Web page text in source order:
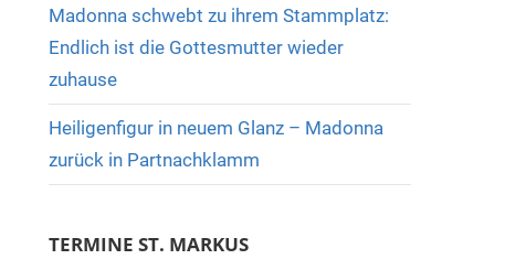
Madonna schwebt zu ihrem Stammplatz:
Endlich ist die Gottesmutter wieder
zuhause
Heiligenfigur in neuem Glanz – Madonna
zurück in Partnachklamm
TERMINE ST. MARKUS